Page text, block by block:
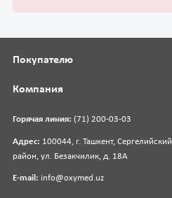
Горячая линия: (71) 200-03-03
Адрес: 100044, г. Ташкент, Сергелийский
район, ул. Безакчилик, д. 18А
E-mail: info@oxymed.uz
Покупателю
Компания